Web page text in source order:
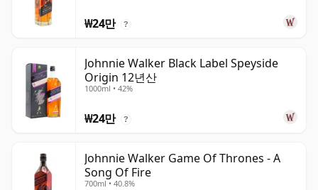
₩24만 ?
Johnnie Walker Black Label Speyside
Origin 12년산
1000ml • 42%
₩24만 ?
Johnnie Walker Game Of Thrones - A
Song Of Fire
700ml • 40.8%